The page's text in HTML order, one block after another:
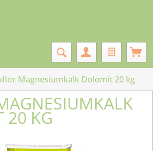
Magnesiumkalk Dolomit 20 kg
20 KG